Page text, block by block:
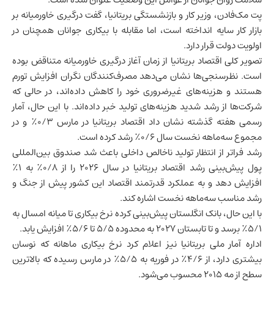
پت مک‌فادن، وزیر کار و بازنشستگی بریتانیا، گفت درگیری خاورمیانه بر
بازار کار سایه انداخته است، اما مقابله با بیکاری جوانان همچنان در
اولویت دولت قرار دارد.
تصویر کلیاقتصاد بریتانیا از زمان آغاز درگیری خاورمیانه متناقض بوده
است. نظرسنجی‌ها نشان می‌دهد مصرف‌کنندگان نگران افزایش تورم
هستند و هزینه‌های غیرضروری خود را کاهش داده‌اند، در حالی که
شرکت‌ها از رشد شدید هزینه‌های تولید خبر داده‌اند. با این حال، آمار
رسمی هفته گذشته نشان داد اقتصاد بریتانیا در مارس ۰/۳٪ و در
مجموع سه‌ماهه نخست سال ۰/۶٪ رشد کرده است.
رشد فراتر از انتظارتولید ناخالص داخلیباعث شد صندوق بین‌المللی
پول پیش‌بینی رشد اقتصاد بریتانیا در سال ۲۰۲۶ را از ۰/۸٪ به ۱٪
افزایش دهد و به عملکرد قدرتمند اقتصاد این کشور پیش از جنگ و
رشد مناسب سه‌ماهه نخست اشاره کند.
با این حال، بانک انگلستان پیش‌بینی کرده نرخ بیکاری تا میانه امسال به
۵/۱٪ برسد و تا تابستان ۲۰۲۷ به محدوده ۵/۵ تا ۵/۶٪ افزایش یابد.
اداره آمار ملی بریتانیا نیز اعلام کرد نرخ بیکاری ماهانه که نوسان
بیشتری دارد، از ۴/۶٪ در فوریه به ۵/۵٪ در مارس رسیده که بالاترین
سطح از مه ۲۰۱۵ محسوب می‌شود.